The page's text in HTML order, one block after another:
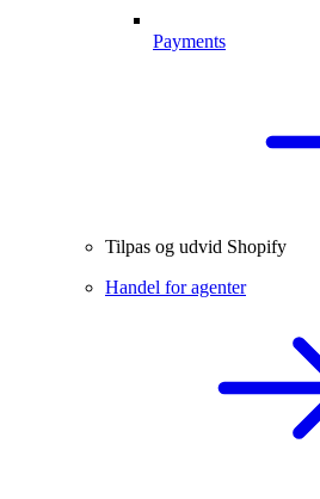
Payments
Tilpas og udvid Shopify
Handel for agenter